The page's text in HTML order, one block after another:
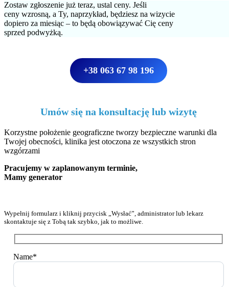
Zostaw zgłoszenie już teraz, ustal ceny. Jeśli
ceny wzrosną, a Ty, naprzykład, będziesz na wizycie
dopiero za miesiąc – to będą obowiązywać Cię ceny
sprzed podwyżką.
+38 063 67 98 196
Umów się na konsultację lub wizytę
Korzystne położenie geograficzne tworzy bezpieczne warunki dla
Twojej obecności, klinika jest otoczona ze wszystkich stron
wzgórzami
Pracujemy w zaplanowanym terminie,
Mamy generator
Wypełnij formularz i kliknij przycisk „Wysłać”, administrator lub lekarz
skontaktuje się z Tobą tak szybko, jak to możliwe.
Name*